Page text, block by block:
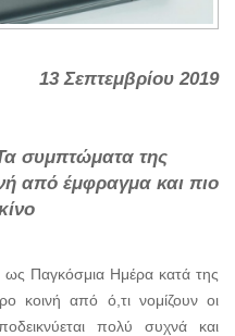
13 Σεπτεμβρίου 2019
συμπτώματα της
από έμφραγμα και πιο
ως Παγκόσμια Ημέρα κατά της
κοινή από ό,τι νομίζουν οι
πολύ συχνά και